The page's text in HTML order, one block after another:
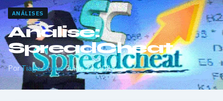
ANÁLISES
Análise:
SpreadCheat
PorTiago Roque·Julho 23, 2025